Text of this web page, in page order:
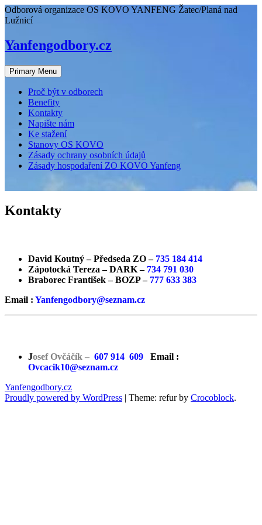
Skip
to
Odborová organizace OS KOVO YANFENG Žatec/Planá nad
Lužnicí
Yanfengodbory.cz
Primary Menu
Proč být v odborech
Benefity
Kontakty
Napište nám
Ke stažení
Stanovy OS KOVO
Zásady ochrany osobních údajů
Zásady hospodaření ZO KOVO Yanfeng
Kontakty
David Koutný – Předseda ZO – 735 184 414
Zápotocká Tereza – DARK – 734 791 030
Braborec František – BOZP – 777 633 383
Email : Yanfengodbory@seznam.cz
Josef Ovčáčík – 607 914 609 Email :
Ovcacik10@seznam.cz
Yanfengodbory.cz
Proudly powered by WordPress | Theme: refur by Crocoblock.